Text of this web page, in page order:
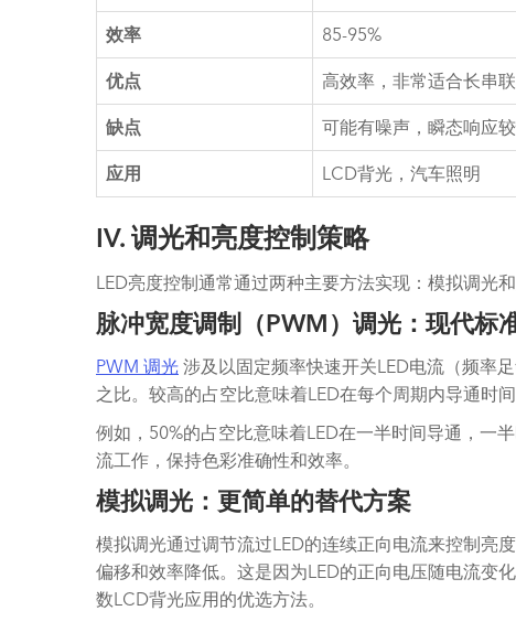
效率 85-95%
优点 高效率，非常适合长串
缺点 可能有噪声，瞬态响应
应用 LCD背光，汽车照明
IV. 调光和亮度控制策略
LED亮度控制通常通过两种主要方法实现：模拟调光
脉冲宽度调制（PWM）调光：现代标
PWM 调光 涉及以固定频率快速开关LED电流（频率
之比。较高的占空比意味着LED在每个周期内导通时
例如，50%的占空比意味着LED在一半时间导通，一
流工作，保持色彩准确性和效率。
模拟调光：更简单的替代方案
模拟调光通过调节流过LED的连续正向电流来控制亮
偏移和效率降低。这是因为LED的正向电压随电流变
数LCD背光应用的优选方法。